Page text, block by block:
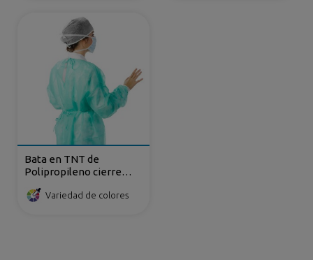
Bata en TNT de
Polipropileno cierre
Variedad de colores